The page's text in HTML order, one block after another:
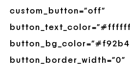
custom_button=”off”
button_border_width=”0″